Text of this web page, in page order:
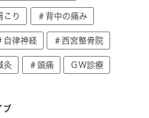
こり ＃背中の痛み
自律神経 ＃西宮整骨院
灸 ＃頭痛 ＧＷ診療
ブ